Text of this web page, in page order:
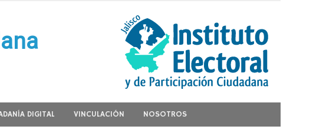
DIGITAL VINCULACIÓN NOSOTROS